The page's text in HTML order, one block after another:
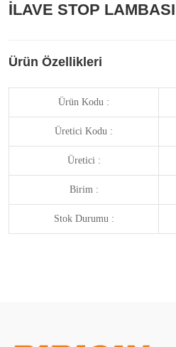
İLAVE STOP LAMBASI
Ürün Özellikleri
Ürün Kodu :
Üretici Kodu :
Üretici :
Birim :
Stok Durumu :